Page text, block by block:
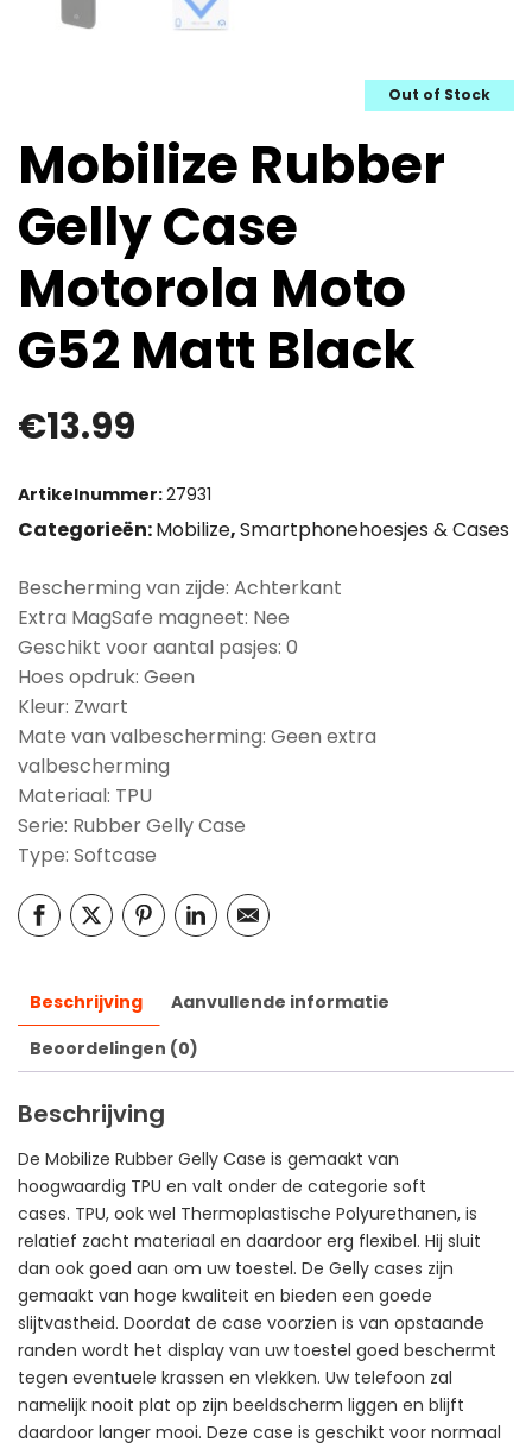
Out of Stock
Mobilize Rubber
Gelly Case
Motorola Moto
G52 Matt Black
€13.99
Artikelnummer:27931
Categorieën:Mobilize,Smartphonehoesjes & Cases
Bescherming van zijde: Achterkant
Extra MagSafe magneet: Nee
Geschikt voor aantal pasjes: 0
Hoes opdruk: Geen
Kleur: Zwart
Mate van valbescherming: Geen extra
valbescherming
Materiaal: TPU
Serie: Rubber Gelly Case
Type: Softcase
Beschrijving
Aanvullende informatie
Beoordelingen (0)
Beschrijving
De Mobilize Rubber Gelly Case is gemaakt van
hoogwaardig TPU en valt onder de categorie soft
cases. TPU, ook wel Thermoplastische Polyurethanen, is
relatief zacht materiaal en daardoor erg flexibel. Hij sluit
dan ook goed aan om uw toestel. De Gelly cases zijn
gemaakt van hoge kwaliteit en bieden een goede
slijtvastheid. Doordat de case voorzien is van opstaande
randen wordt het display van uw toestel goed beschermt
tegen eventuele krassen en vlekken. Uw telefoon zal
namelijk nooit plat op zijn beeldscherm liggen en blijft
daardoor langer mooi. Deze case is geschikt voor normaal